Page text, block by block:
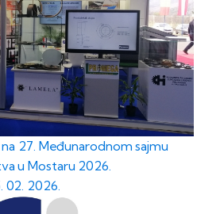
27. Međunarodnom sajmu
u Mostaru 2026.
02. 2026.